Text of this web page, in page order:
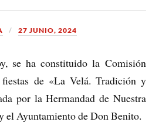
27 JUNIO, 2024
se ha constituido la Comisión
de «La Velá. Tradición y
por la Hermandad de Nuestra
el Ayuntamiento de Don Benito.